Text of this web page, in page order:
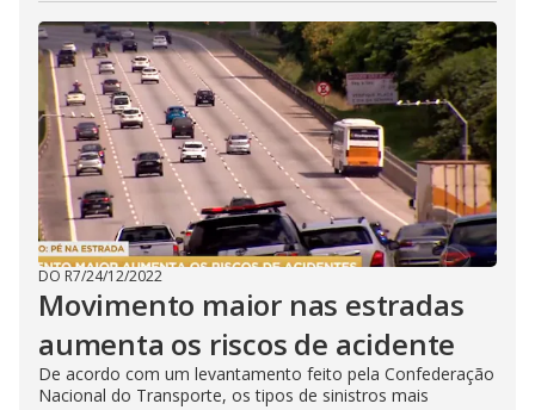
DO R7/24/12/2022
Movimento maior nas estradas
aumenta os riscos de acidente
De acordo com um levantamento feito pela Confederação
Nacional do Transporte, os tipos de sinistros mais